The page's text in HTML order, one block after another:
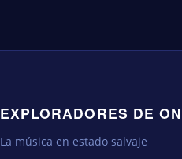
EXPLORADORES DE
La música en estado salvaje